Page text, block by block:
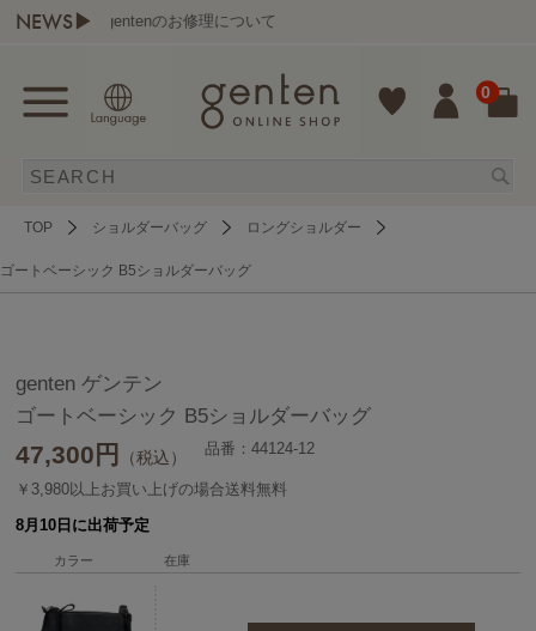
NEWS▶gentenのお修理について
0
TOP ショルダーバッグ ロングショルダー
ゴートベーシック B5ショルダーバッグ
genten ゲンテン
ゴートベーシック B5ショルダーバッグ
47,300 円 （税込） 品番：44124-12
￥3,980以上お買い上げの場合送料無料
8月10日に出荷予定
カラー 在庫